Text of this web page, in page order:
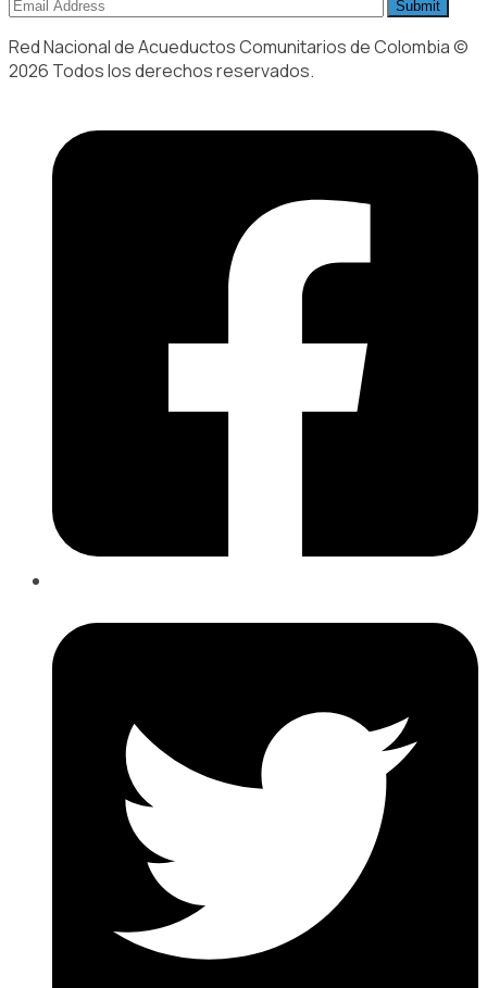
Red Nacional de Acueductos Comunitarios de Colombia ©
2026 Todos los derechos reservados.